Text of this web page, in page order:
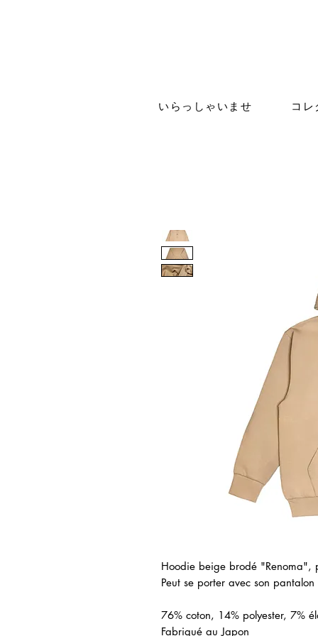
いらっしゃいませ コレ
Hoodie beige brodé "Renoma",
Peut se porter avec son pantalon
76% coton, 14% polyester, 7%
Fabriqué au Japon